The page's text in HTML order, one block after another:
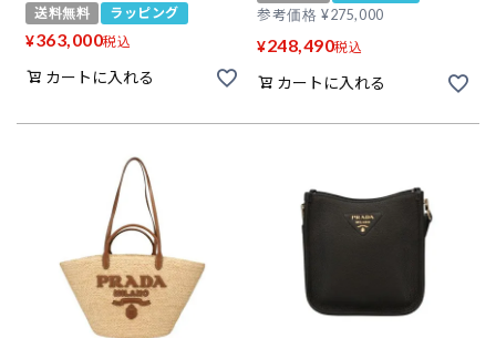
送料無料 ラッピング
¥363,000税込
カートに入れる
参考価格 ¥275,000
¥248,490税込
カートに入れる